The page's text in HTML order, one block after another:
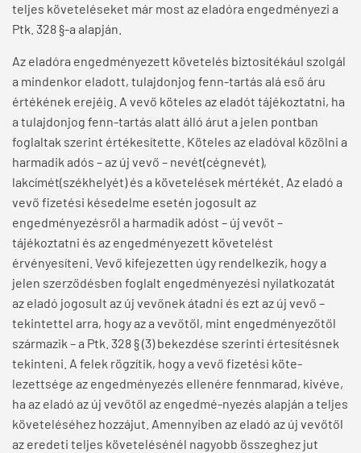
teljes követeléseket már most az eladóra engedményezi a
Ptk. 328 §-a alapján.
Az eladóra engedményezett követelés biztosítékául szolgál
a mindenkor eladott, tulajdonjog fenn-tartás alá eső áru
értékének erejéig. A vevő köteles az eladót tájékoztatni, ha
a tulajdonjog fenn-tartás alatt álló árut a jelen pontban
foglaltak szerint értékesítette. Köteles az eladóval közölni a
harmadik adós – az új vevő – nevét(cégnevét),
lakcímét(székhelyét) és a követelések mértékét. Az eladó a
vevő fizetési késedelme esetén jogosult az
engedményezésről a harmadik adóst – új vevőt –
tájékoztatni és az engedményezett követelést
érvényesíteni. Vevő kifejezetten úgy rendelkezik, hogy a
jelen szerződésben foglalt engedményezési nyilatkozatát
az eladó jogosult az új vevőnek átadni és ezt az új vevő –
tekintettel arra, hogy az a vevőtől, mint engedményezőtől
származik – a Ptk. 328 § (3) bekezdése szerinti értesítésnek
tekinteni. A felek rögzítik, hogy a vevő fizetési köte-
lezettsége az engedményezés ellenére fennmarad, kivéve,
ha az eladó az új vevőtől az engedmé-nyezés alapján a teljes
követeléséhez hozzájut. Amennyiben az eladó az új vevőtől
az eredeti teljes követelésénél nagyobb összeghez jut